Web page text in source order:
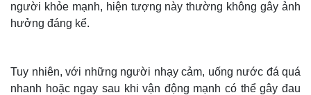
người khỏe mạnh, hiện tượng này thường không gây ảnh
hưởng đáng kể.
Tuy nhiên, với những người nhạy cảm, uống nước đá quá
nhanh hoặc ngay sau khi vận động mạnh có thể gây đau